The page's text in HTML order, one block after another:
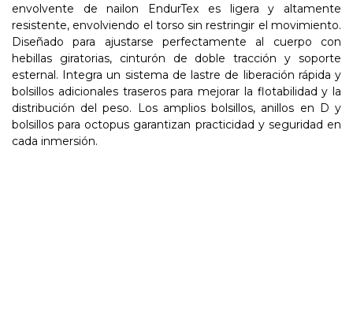
envolvente de nailon EndurTex es ligera y altamente
resistente, envolviendo el torso sin restringir el movimiento.
Diseñado para ajustarse perfectamente al cuerpo con
hebillas giratorias, cinturón de doble tracción y soporte
esternal. Integra un sistema de lastre de liberación rápida y
bolsillos adicionales traseros para mejorar la flotabilidad y la
distribución del peso. Los amplios bolsillos, anillos en D y
bolsillos para octopus garantizan practicidad y seguridad en
cada inmersión.